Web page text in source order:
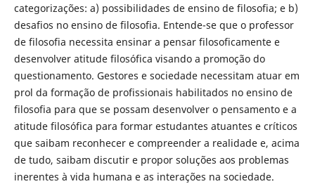
categorizações: a) possibilidades de ensino de filosofia; e b)
desafios no ensino de filosofia. Entende-se que o professor
de filosofia necessita ensinar a pensar filosoficamente e
desenvolver atitude filosófica visando a promoção do
questionamento. Gestores e sociedade necessitam atuar em
prol da formação de profissionais habilitados no ensino de
filosofia para que se possam desenvolver o pensamento e a
atitude filosófica para formar estudantes atuantes e críticos
que saibam reconhecer e compreender a realidade e, acima
de tudo, saibam discutir e propor soluções aos problemas
inerentes à vida humana e as interações na sociedade.